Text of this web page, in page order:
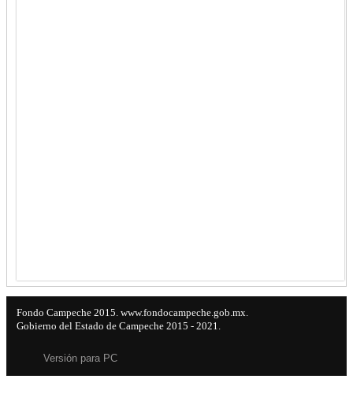
Fondo Campeche 2015. www.fondocampeche.gob.mx.
Gobierno del Estado de Campeche 2015 - 2021.
Versión para PC